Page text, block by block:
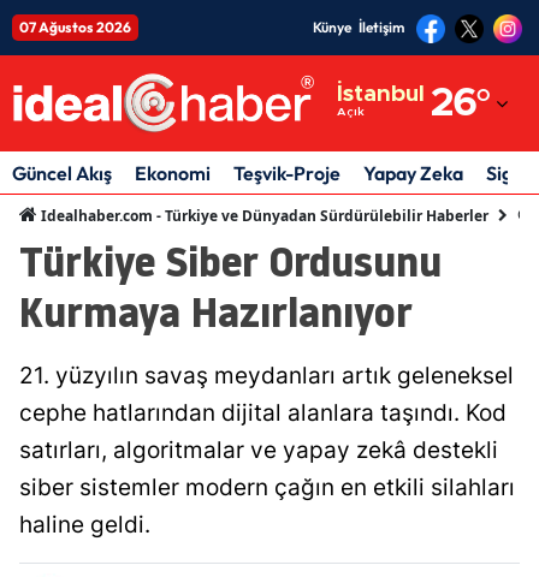
07 Ağustos 2026 Künye İletişim
İstanbul
Açık 26°
Adıyaman
Afyonkarahisar
Ağrı
Amasya
Ankara
Antalya
Artvin
Aydın
Bilecik
Güncel Akış Ekonomi Teşvik-Proje Yapay Zeka
Idealhaber.com - Türkiye ve Dünyadan Sürdürülebilir Haberler
Türkiye Siber Ordusunu
Kurmaya Hazırlanıyor
21. yüzyılın savaş meydanları artık geleneksel
cephe hatlarından dijital alanlara taşındı. Kod
satırları, algoritmalar ve yapay zekâ destekli
siber sistemler modern çağın en etkili silahları
haline geldi.